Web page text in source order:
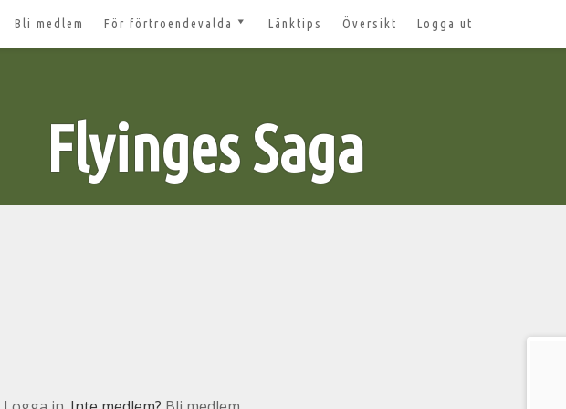
lösenord?
Bli medlem För förtroendevalda
Bildbanken
Dokument för
förtroendevalda
Lägg till aktivitet
Länktips Översikt Logga ut
Flyinges Saga